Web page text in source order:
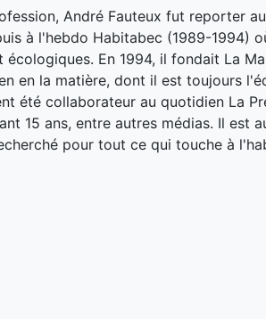
André Fauteux fut reporter
à l'hebdo Habitabec (1989-1994)
écologiques. En 1994, il fondait La
en la matière, dont il est toujours
été collaborateur au quotidien La
15 ans, entre autres médias. Il est
pour tout ce qui touche à